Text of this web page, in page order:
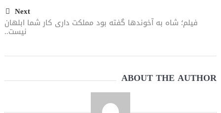
Next
فیلم؛ شاه به آخوندها گفته بود مملکت داری کار شما ابلهان
نیست..
ABOUT THE AUTHOR